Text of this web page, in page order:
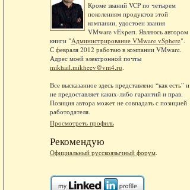
Кроме званий VCP по четырем
поколениям продуктов этой
компании, удостоен звания
VMware vExpert. Являюсь автором
книги "Администрирование VMware vSphere".
С февраля 2012 работаю в компании VMware.
Адрес моей электронной почты
mikhail.mikheev@vm4.ru.
Все высказанное здесь представлено “как есть” и
не предоставляет каких-либо гарантий и прав.
Позиция автора может не совпадать с позицией
работодателя.
Просмотреть профиль
Рекомендую
Официальный русскоязычный форум.